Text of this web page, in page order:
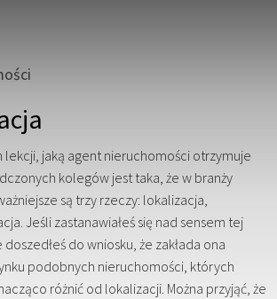
lekcji, jaką agent nieruchomości otrzymuje
kolegów jest taka, że w branży
są trzy rzeczy: lokalizacja,
Jeśli zastanawiałeś się nad sensem tej
do wniosku, że zakłada ona
podobnych nieruchomości, których
różnić od lokalizacji. Można przyjąć, że